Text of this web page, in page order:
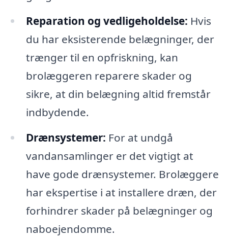
Reparation og vedligeholdelse: Hvis
du har eksisterende belægninger, der
trænger til en opfriskning, kan
brolæggeren reparere skader og
sikre, at din belægning altid fremstår
indbydende.
Drænsystemer: For at undgå
vandansamlinger er det vigtigt at
have gode drænsystemer. Brolæggere
har ekspertise i at installere dræn, der
forhindrer skader på belægninger og
naboejendomme.